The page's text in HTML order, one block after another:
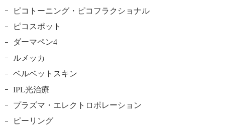
ピコトーニング・ピコフラクショナル
ピコスポット
ダーマペン4
ルメッカ
ベルベットスキン
IPL光治療
プラズマ・エレクトロポレーション
ピーリング